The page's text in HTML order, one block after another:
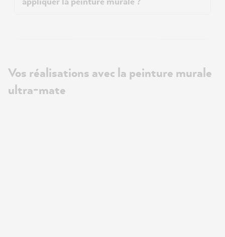
Vos réalisations avec la peinture murale
ultra-mate